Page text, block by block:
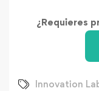
¿Requieres
Innovation